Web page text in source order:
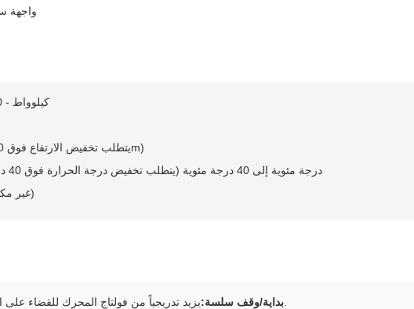
واجهة
7.5كيلوواط - 630كيلوواط
≤1000m (يتطلب تخفيض الارتفاع فوق 1000m)
-10 درجة مئوية إلى 40 درجة مئوية (يتطلب تخفيض درجة الحرارة فوق 40 درجة مئوية)
≤95% RH (غير مكثف)
بداية/وقف سلسة:يزيد تدريجياً من فولتاج المحرك للقضاء على الصدمة الميكانيكية والحد من تأثير الشبكة.